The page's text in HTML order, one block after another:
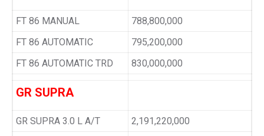
FT 86 MANUAL
788,800,000
FT 86 AUTOMATIC
795,200,000
FT 86 AUTOMATIC TRD
830,000,000
GR SUPRA
GR SUPRA 3.0 L A/T 2,191,220,000